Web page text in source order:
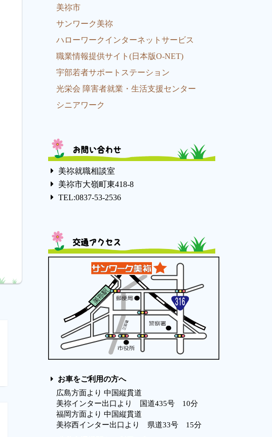
美祢市
サンワーク美祢
ハローワークインターネットサービス
職業情報提供サイト(日本版O-NET)
宇部若者サポートステーション
光栄会 障害者就業・生活支援センター
シニアワーク
お問い合わせ
美祢就職相談室
美祢市大嶺町東418-8
TEL:0837-53-2536
交通アクセス
お車をご利用の方へ
広島方面より 中国縦貫道
美祢インター出口より 国道435号 10分
福岡方面より 中国縦貫道
美祢西インター出口より 県道33号 15分